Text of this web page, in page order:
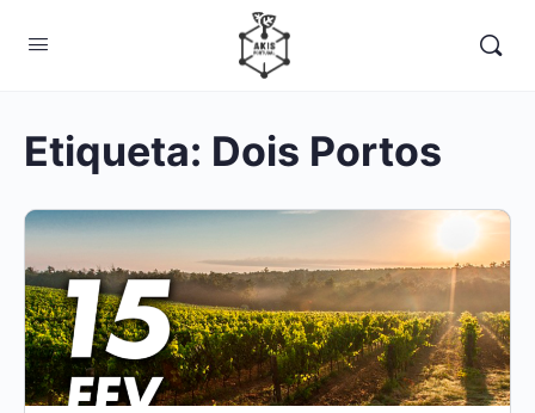
Etiqueta: Dois Portos